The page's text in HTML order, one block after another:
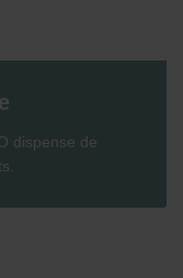
dispense de